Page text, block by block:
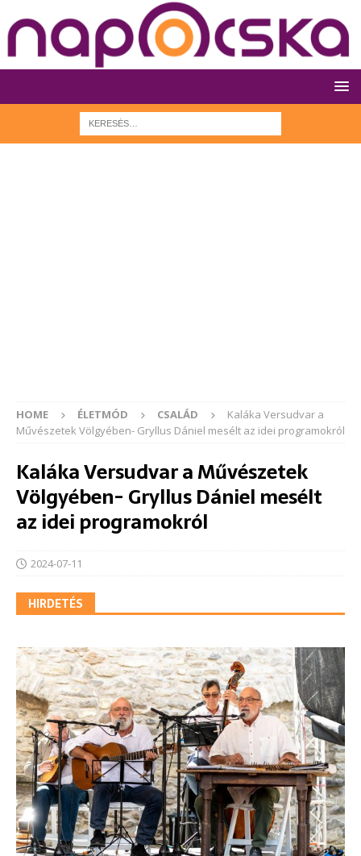
HOME ÉLETMÓD CSALÁD
Kaláka Versudvar a
Művészetek Völgyében- Gryllus Dániel mesélt az idei programokról
Kaláka Versudvar a Művészetek
Völgyében- Gryllus Dániel mesélt
az idei programokról
2024-07-11
HIRDETÉS